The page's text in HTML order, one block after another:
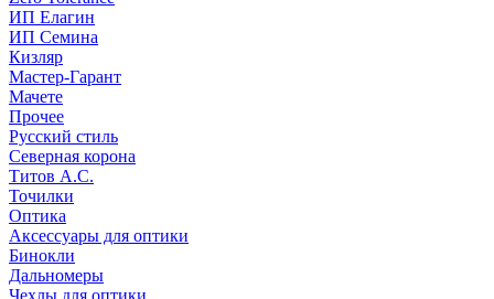
ИП Елагин
ИП Семина
Кизляр
Мастер-Гарант
Мачете
Прочее
Русский стиль
Северная корона
Титов А.С.
Точилки
Оптика
Аксессуары для оптики
Бинокли
Дальномеры
Чехлы для оптики